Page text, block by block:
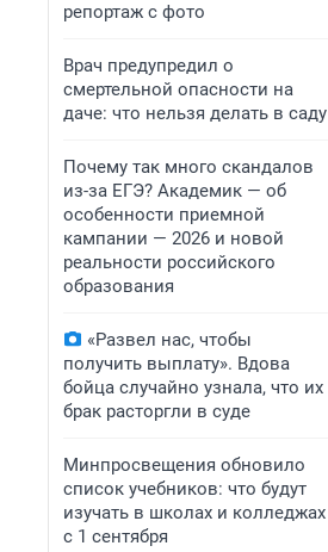
репортаж с фото
Врач предупредил о
смертельной опасности на
даче: что нельзя делать в саду
Почему так много скандалов
из-за ЕГЭ? Академик — об
особенности приемной
кампании — 2026 и новой
реальности российского
образования
«Развел нас, чтобы
получить выплату». Вдова
бойца случайно узнала, что их
брак расторгли в суде
Минпросвещения обновило
список учебников: что будут
изучать в школах и колледжах
с 1 сентября